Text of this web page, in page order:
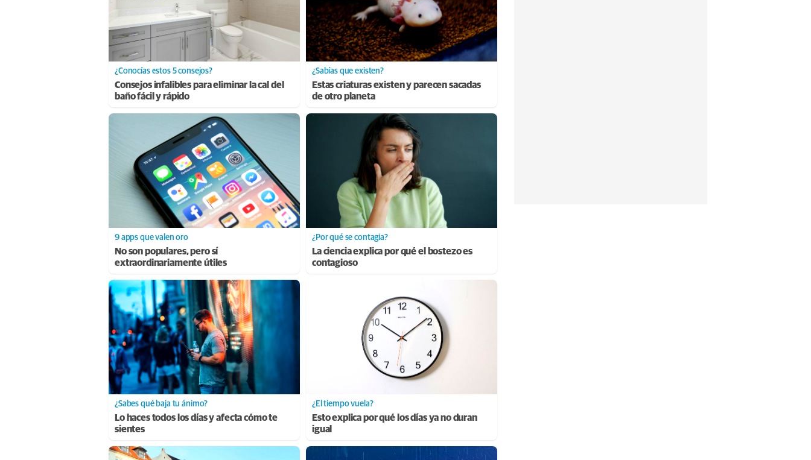
¿Conocías estos 5 consejos?
Consejos infalibles para eliminar la cal del
baño fácil y rápido
¿Sabías que existen?
Estas criaturas existen y parecen sacadas
de otro planeta
9 apps que valen oro
No son populares, pero sí
extraordinariamente útiles
¿Por qué se contagia?
La ciencia explica por qué el bostezo es
contagioso
¿Sabes qué baja tu ánimo?
Lo haces todos los días y afecta cómo te
sientes
¿El tiempo vuela?
Esto explica por qué los días ya no duran
igual